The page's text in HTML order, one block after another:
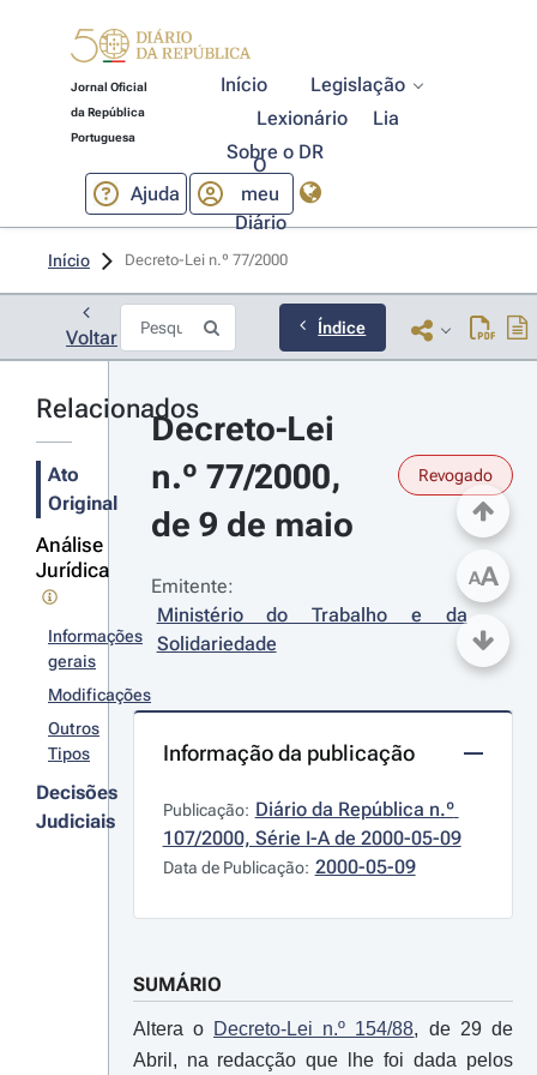
Jornal Oficial
da República
Portuguesa
Início
Legislação
Lexionário
Lia
Sobre o DR
Ajuda
O
meu
Diário
Início Decreto-Lei n.º 77/2000
Voltar Índice
Relacionados
Ato
Original
Análise
Jurídica
Informações
gerais
Modificações
Outros
Tipos
Decisões
Judiciais
Decreto-Lei
n.º 77/2000,
de 9 de maio
Revogado
Emitente:
Ministério do Trabalho e da
Solidariedade
Informação da publicação
Publicação: Diário da República n.º
107/2000, Série I-A de 2000-05-09
Data de Publicação: 2000-05-09
SUMÁRIO
Altera o Decreto-Lei n.º 154/88, de 29 de
Abril, na redacção que lhe foi dada pelos
AA